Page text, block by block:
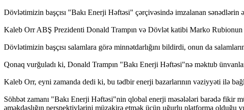
Dövlətimizin başçısı "Bakı Enerji Həftəsi" çərçivəsində imzalanan sənədlərin
Kaleb Orr ABŞ Prezidenti Donald Trampın və Dövlət katibi Marko Rubionun
Dövlətimizin başçısı salamlara görə minnətdarlığını bildirdi, onun da
Qonaq vurğuladı ki, Donald Trampın "Bakı Enerji Həftəsi"nə məktub
Kaleb Orr, eyni zamanda dedi ki, bu tədbir enerji bazarlarının vəziyyəti ilə
Söhbət zamanı "Bakı Enerji Həftəsi"nin qlobal enerji məsələləri barədə fikir
əməkdaşlığın perspektivlərini müzakirə etmək üçün uğurlu platforma olduğu